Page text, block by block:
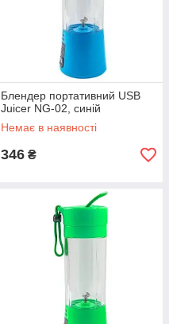
Блендер портативний USB
Juicer NG-02, синій
Немає в наявності
346 ₴